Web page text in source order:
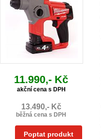
11.990,- Kč
akční cena s DPH
13.490,- Kč
běžná cena s DPH
Poptat produkt